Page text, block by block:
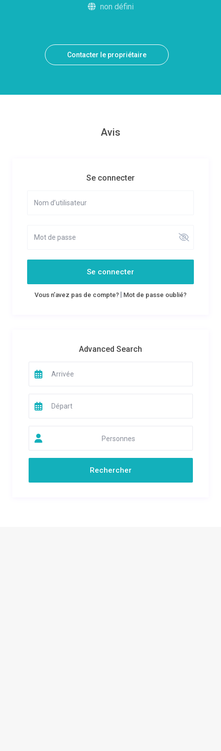
non défini
Contacter le propriétaire
Avis
Se connecter
Se connecter
Vous n’avez pas de compte? Mot de passe oublié?
Advanced Search
Personnes